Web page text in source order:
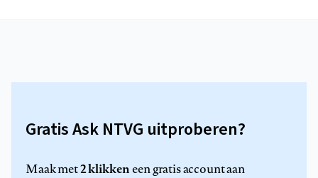
Gratis Ask NTVG uitproberen?
Maak met2 klikkeneen gratis account aan